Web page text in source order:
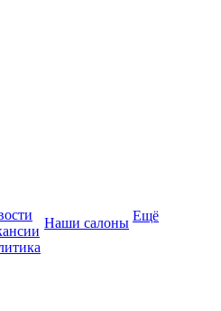
Наши салоны Ещё